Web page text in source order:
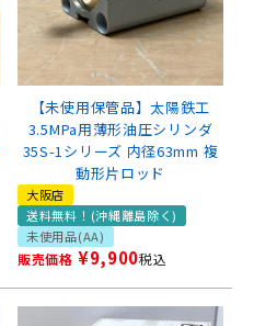
【未使用保管品】太陽鉄工
3.5MPa用薄形油圧シリンダ
35S-1シリーズ 内径63mm 複
動形片ロッド
大阪店
送料無料！(沖縄離島除く)
未使用品(AA)
販売価格 ¥9,900税込